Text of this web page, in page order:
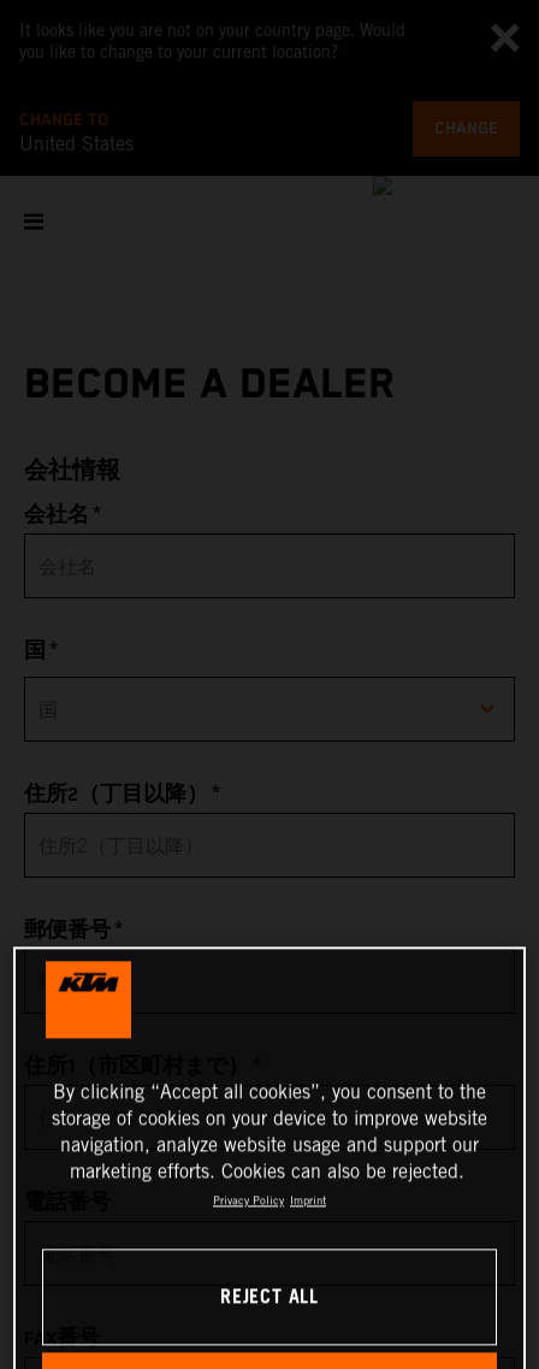
It looks like you are not on your country page. Would
you like to change to your current location?
CHANGE TO
United States
CHANGE
BECOME A DEALER
会社情報
会社名 *
国 *
American Samoa
Anguilla
Antigua & Barbuda
住所2（丁目以降） *
郵便番号*
FAX番号
By clicking “Accept all cookies”, you consent to the
storage of cookies on your device to improve website
navigation, analyze website usage and support our
marketing efforts. Cookies can also be rejected.
Privacy Policy Imprint
REJECT ALL